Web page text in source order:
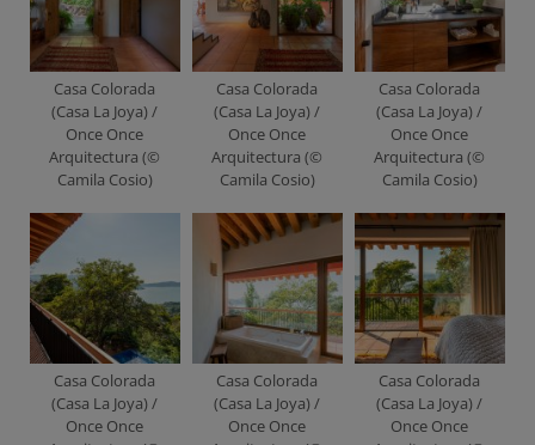
Casa Colorada
(Casa La Joya) /
Once Once
Arquitectura (©
Camila Cosio)
Casa Colorada
(Casa La Joya) /
Once Once
Arquitectura (©
Camila Cosio)
Casa Colorada
(Casa La Joya) /
Once Once
Arquitectura (©
Camila Cosio)
Casa Colorada
(Casa La Joya) /
Once Once
Casa Colorada
(Casa La Joya) /
Once Once
Casa Colorada
(Casa La Joya) /
Once Once